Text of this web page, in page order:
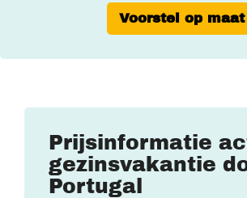
Voorstel op maat
Prijsinformatie
gezinsvakantie
Portugal